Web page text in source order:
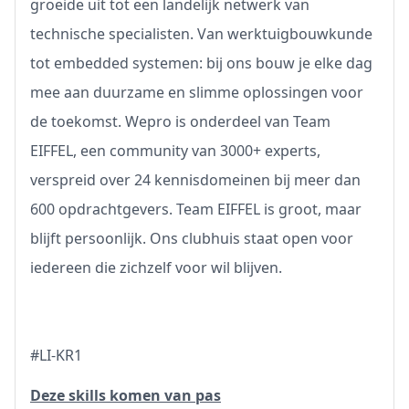
groeide uit tot een landelijk netwerk van
technische specialisten. Van werktuigbouwkunde
tot embedded systemen: bij ons bouw je elke dag
mee aan duurzame en slimme oplossingen voor
de toekomst. Wepro is onderdeel van Team
EIFFEL, een community van 3000+ experts,
verspreid over 24 kennisdomeinen bij meer dan
600 opdrachtgevers. Team EIFFEL is groot, maar
blijft persoonlijk. Ons clubhuis staat open voor
iedereen die zichzelf voor wil blijven.
#LI-KR1
Deze skills komen van pas